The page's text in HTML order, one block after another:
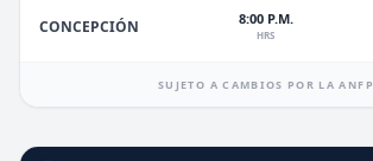
CONCEPCIÓN 8:00 P.M.
HRS
SUJETO A CAMBIOS POR LA ANFP